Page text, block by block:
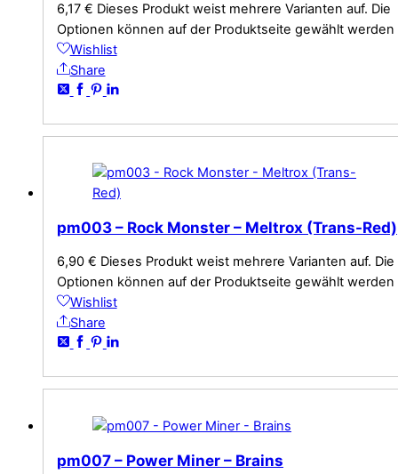
6,17 € Dieses Produkt weist mehrere Varianten auf. Die
Optionen können auf der Produktseite gewählt werden
Wishlist
Share
pm003 – Rock Monster – Meltrox (Trans-Red)
6,90 € Dieses Produkt weist mehrere Varianten auf. Die
Optionen können auf der Produktseite gewählt werden
Wishlist
Share
pm007 – Power Miner – Brains